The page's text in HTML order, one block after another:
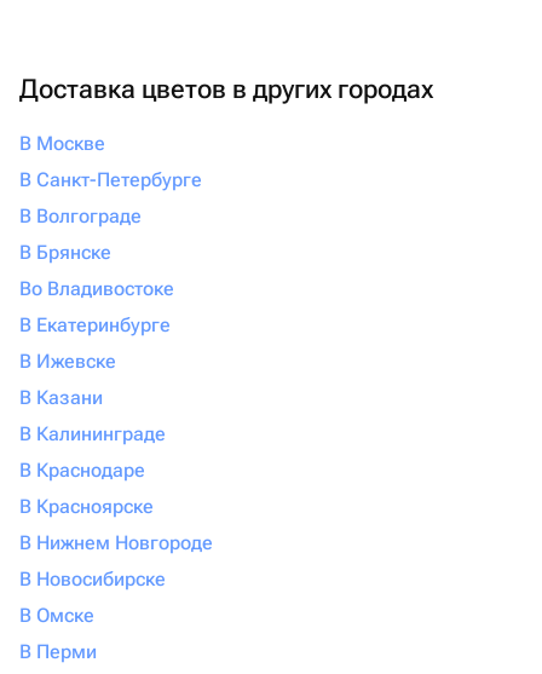
онлайн, подобрав подходящую цену от 1980 руб и
удобное время доставки.
Доставка цветов в других городах
В Москве
В Санкт-Петербурге
В Волгограде
В Брянске
Во Владивостоке
В Екатеринбурге
В Ижевске
В Казани
В Калининграде
В Краснодаре
В Красноярске
В Нижнем Новгороде
В Новосибирске
В Омске
В Перми